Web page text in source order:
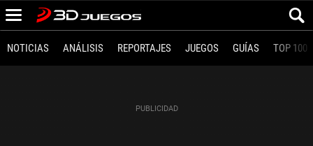
NOTICIAS ANÁLISIS REPORTAJES JUEGOS GUÍAS TOP 100